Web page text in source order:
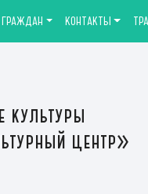
культуры
центр»
КОНТАКТЫ